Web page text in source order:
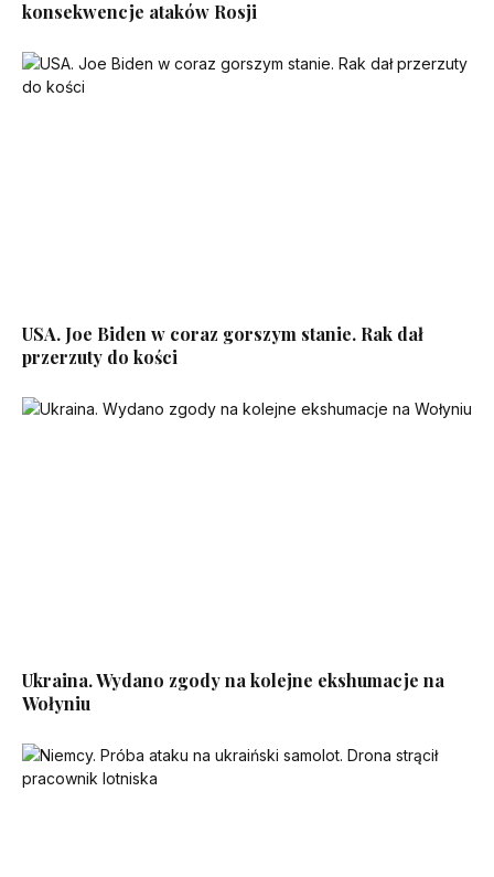
konsekwencje ataków Rosji
USA. Joe Biden w coraz gorszym stanie. Rak dał
przerzuty do kości
Ukraina. Wydano zgody na kolejne ekshumacje na
Wołyniu